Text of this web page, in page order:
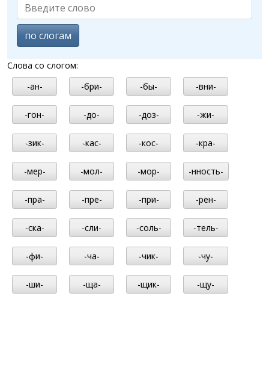
по слогам
Слова со слогом:
-ан-
-бри- -бы- -вни-
-гон- -до- -доз- -жи-
-зик- -кас- -кос- -кра-
-мер- -мол- -мор- -нность-
-пра- -пре- -при- -рен-
-ска- -сли- -соль- -тель-
-фи- -ча- -чик- -чу-
-ши- -ща- -щик- -щу-